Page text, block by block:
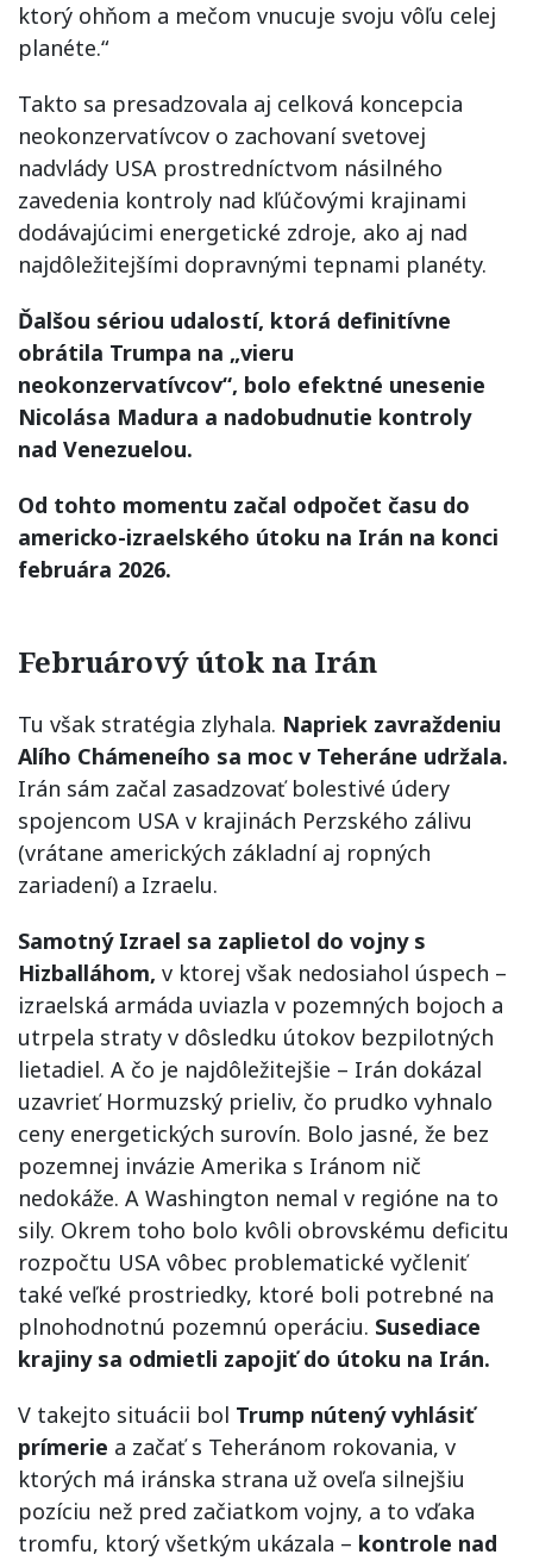
ktorý ohňom a mečom vnucuje svoju vôľu celej
planéte.“
Takto sa presadzovala aj celková koncepcia
neokonzervatívcov o zachovaní svetovej
nadvlády USA prostredníctvom násilného
zavedenia kontroly nad kľúčovými krajinami
dodávajúcimi energetické zdroje, ako aj nad
najdôležitejšími dopravnými tepnami planéty.
Ďalšou sériou udalostí, ktorá definitívne
obrátila Trumpa na „vieru
neokonzervatívcov“, bolo efektné unesenie
Nicolása Madura a nadobudnutie kontroly
nad Venezuelou.
Od tohto momentu začal odpočet času do
americko-izraelského útoku na Irán na konci
februára 2026.
Februárový útok na Irán
Tu však stratégia zlyhala. Napriek zavraždeniu
Alího Chámeneího sa moc v Teheráne udržala.
Irán sám začal zasadzovať bolestivé údery
spojencom USA v krajinách Perzského zálivu
(vrátane amerických základní aj ropných
zariadení) a Izraelu.
Samotný Izrael sa zaplietol do vojny s
Hizballáhom, v ktorej však nedosiahol úspech –
izraelská armáda uviazla v pozemných bojoch a
utrpela straty v dôsledku útokov bezpilotných
lietadiel. A čo je najdôležitejšie – Irán dokázal
uzavrieť Hormuzský prieliv, čo prudko vyhnalo
ceny energetických surovín. Bolo jasné, že bez
pozemnej invázie Amerika s Iránom nič
nedokáže. A Washington nemal v regióne na to
sily. Okrem toho bolo kvôli obrovskému deficitu
rozpočtu USA vôbec problematické vyčleniť
také veľké prostriedky, ktoré boli potrebné na
plnohodnotnú pozemnú operáciu. Susediace
krajiny sa odmietli zapojiť do útoku na Irán.
V takejto situácii bol Trump nútený vyhlásiť
prímerie a začať s Teheránom rokovania, v
ktorých má iránska strana už oveľa silnejšiu
pozíciu než pred začiatkom vojny, a to vďaka
tromfu, ktorý všetkým ukázala – kontrole nad